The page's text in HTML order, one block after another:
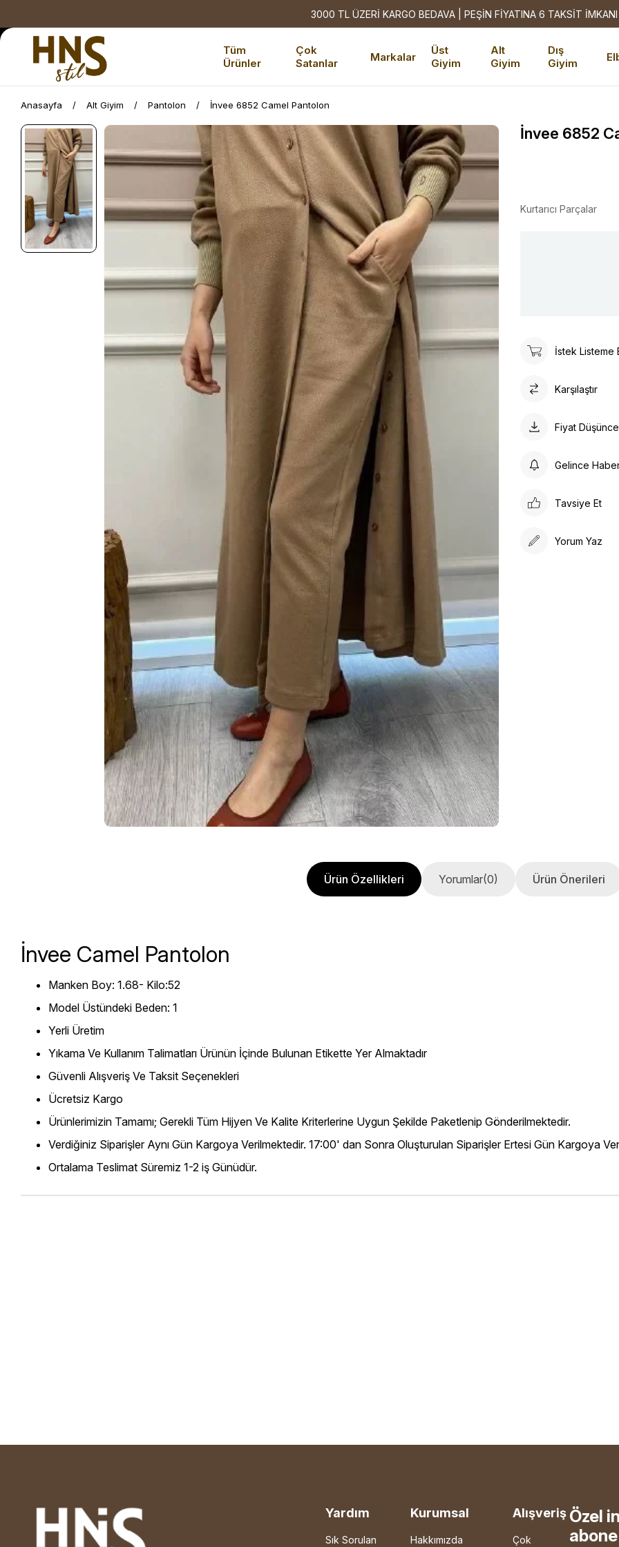
3000 TL ÜZERİ KARGO BEDAVA | PEŞİN FİYATINA 6 TAKSİT İMKANI
Tüm
Ürünler
Çok
Satanlar
Markalar
Üst
Giyim
Alt
Giyim
Dış
Giyim
Anasayfa Alt Giyim Pantolon İnvee 6852 Camel Pantolon
İnvee 6852
Kurtarıcı Parçalar
İstek Listeme
Karşılaştır
Fiyat
Gelince
Tavsiye Et
Yorum Yaz
Ürün Özellikleri Yorumlar(0) Ürün Önerileri
İnvee Camel Pantolon
Manken Boy: 1.68- Kilo:52
Model Üstündeki Beden: 1
Yerli Üretim
Yıkama Ve Kullanım Talimatları Ürünün İçinde Bulunan Etikette Yer Almaktadır
Güvenli Alışveriş Ve Taksit Seçenekleri
Ücretsiz Kargo
Ürünlerimizin Tamamı; Gerekli Tüm Hijyen Ve Kalite Kriterlerine Uygun Şekilde Paketlenip Gönderilmektedir.
Verdiğiniz Siparişler Aynı Gün Kargoya Verilmektedir. 17:00' dan Sonra Oluşturulan Siparişler Ertesi Gün Kargoya
Ortalama Teslimat Süremiz 1-2 iş Günüdür.
Yardım
Sık Sorulan
Kurumsal
Hakkımızda
Alışveriş
Çok
Özel